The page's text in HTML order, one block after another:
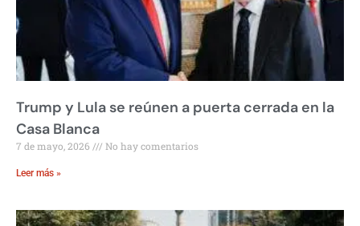
Trump y Lula se reúnen a puerta cerrada en la
Casa Blanca
7 de mayo, 2026 No hay comentarios
Leer más »